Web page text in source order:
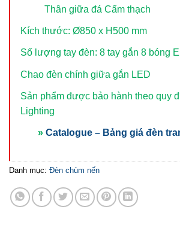
Thân giữa đá Cẩm thạch
Kích thước: Ø850 x H500 mm
Số lượng tay đèn: 8 tay gắn 8 bóng
Chao đèn chính giữa gắn LED
Sản phẩm được bảo hành theo quy
Lighting
» Catalogue – Bảng giá đèn
Danh mục: Đèn chùm nến